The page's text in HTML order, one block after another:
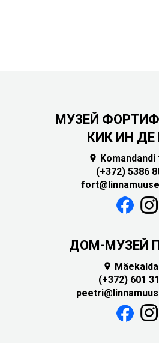
МУЗЕЙ
КИК ИН ДЕ
 Komandandi
(+372) 5386
ДОМ-МУЗЕЙ

(+372) 601